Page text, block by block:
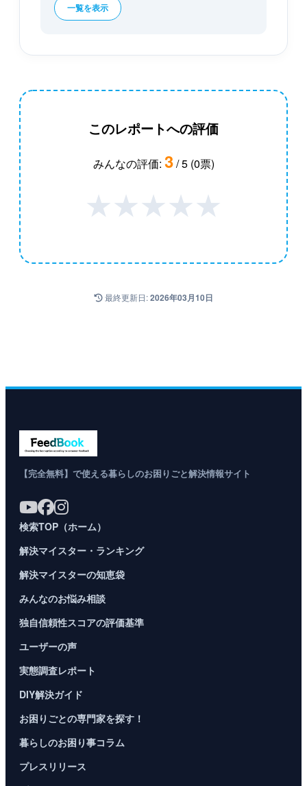
一覧を表示
このレポートへの評価
みんなの評価: 3/ 5 (0票)
★★★★★
最終更新日:2026年03月10日
【完全無料】で使える暮らしのお困りごと解決情報サイト
検索TOP（ホーム）
解決マイスター・ランキング
解決マイスターの知恵袋
みんなのお悩み相談
独自信頼性スコアの評価基準
ユーザーの声
実態調査レポート
DIY解決ガイド
お困りごとの専門家を探す！
暮らしのお困り事コラム
プレスリリース